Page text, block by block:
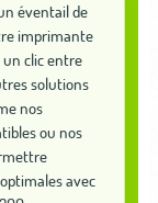
éventail de
imprimante
un clic entre
solutions
nos
ou nos
avec